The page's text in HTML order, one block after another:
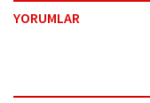
YORUMLAR